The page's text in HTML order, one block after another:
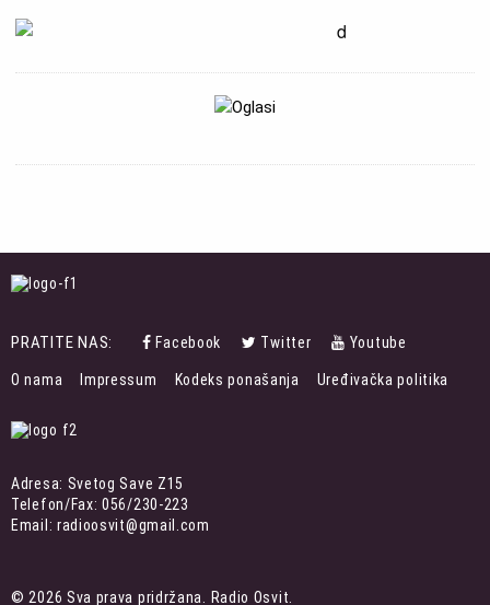
Slika
PRATITE NAS: Facebook Twitter Youtube
FOOTER
MENU
O nama Impressum Kodeks ponašanja Uređivačka politika
Adresa: Svetog Save Z15
Telefon/Fax: 056/230-223
Email: radioosvit@gmail.com
© 2026 Sva prava pridržana. Radio Osvit.